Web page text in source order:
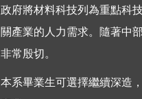
政府將材料科技列為重點科
關產業的人力需求。隨著中
非常殷切。
本系畢業生可選擇繼續深造